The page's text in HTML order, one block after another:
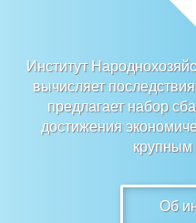
Общие
Научные труды
О журнале
Выпуски
Институт
вычисляет
предлагает набор
достижения
крупным
Об